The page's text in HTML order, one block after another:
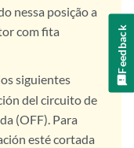
nessa posição a
com fita
siguientes
del circuito de
(OFF). Para
esté cortada
Feedback